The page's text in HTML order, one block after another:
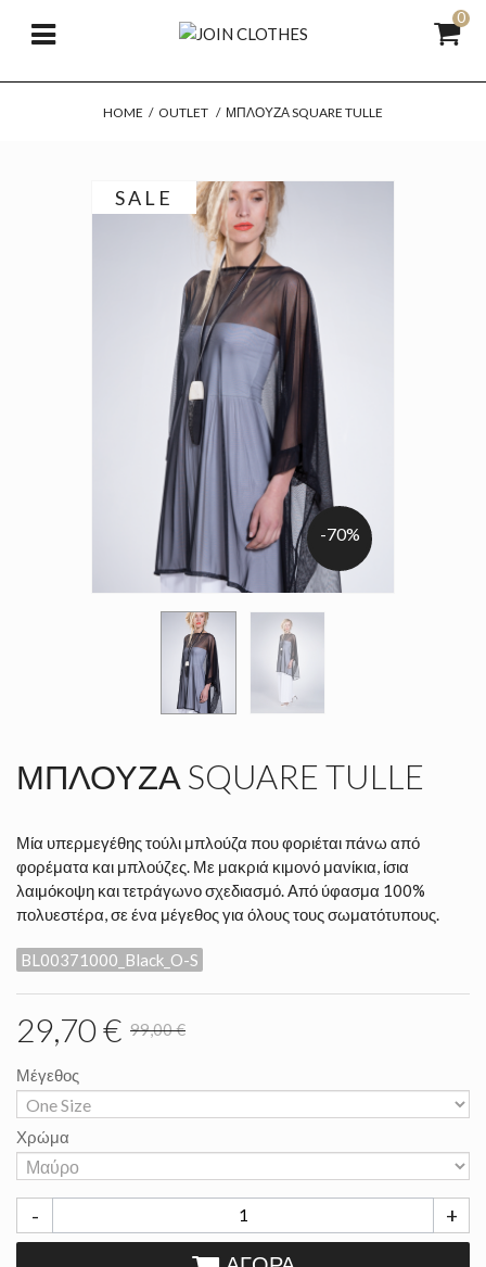
0
HOME / OUTLET / ΜΠΛΟΎΖΑ SQUARE TULLE
SALE
-70%
ΜΠΛΟΎΖΑ SQUARE TULLE
Μία υπερμεγέθης τούλι μπλούζα που φοριέται πάνω από
φορέματα και μπλούζες. Με μακριά κιμονό μανίκια, ίσια
λαιμόκοψη και τετράγωνο σχεδιασμό. Από ύφασμα 100%
πολυεστέρα, σε ένα μέγεθος για όλους τους σωματότυπους.
BL00371000_Black_O-S
29,70 € 99,00 €
Μέγεθος
Χρώμα
- +